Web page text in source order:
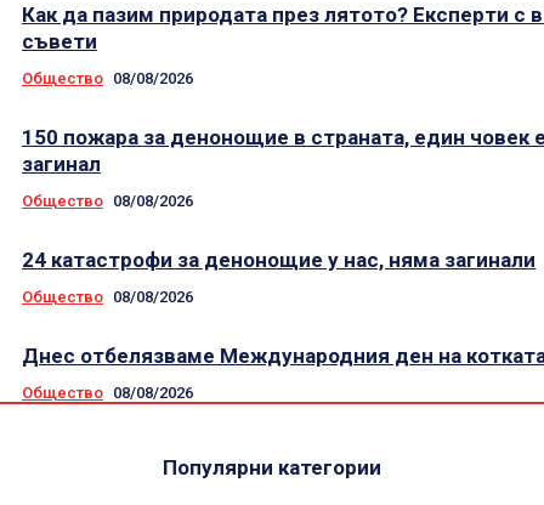
Как да пазим природата през лятото? Експерти с
съвети
Общество 08/08/2026
150 пожара за денонощие в страната, един човек
загинал
Общество 08/08/2026
24 катастрофи за денонощие у нас, няма загинали
Общество 08/08/2026
Днес отбелязваме Международния ден на
Общество 08/08/2026
Популярни категории